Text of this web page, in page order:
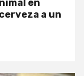
en
a un